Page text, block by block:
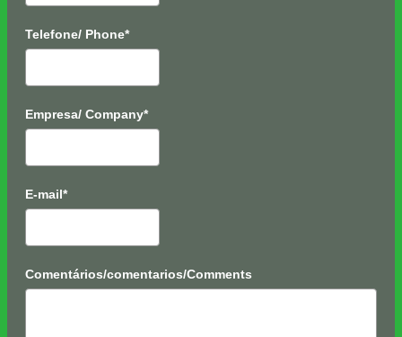
Telefone/ Phone*
Empresa/ Company*
E-mail*
Comentários/comentarios/Comments